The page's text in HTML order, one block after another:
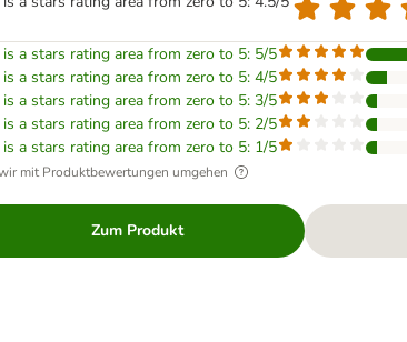
a stars rating area from zero to 5: 5/5
a stars rating area from zero to 5: 4/5
a stars rating area from zero to 5: 3/5
a stars rating area from zero to 5: 2/5
a stars rating area from zero to 5: 1/5
mit Produktbewertungen umgehen
Zum Produkt